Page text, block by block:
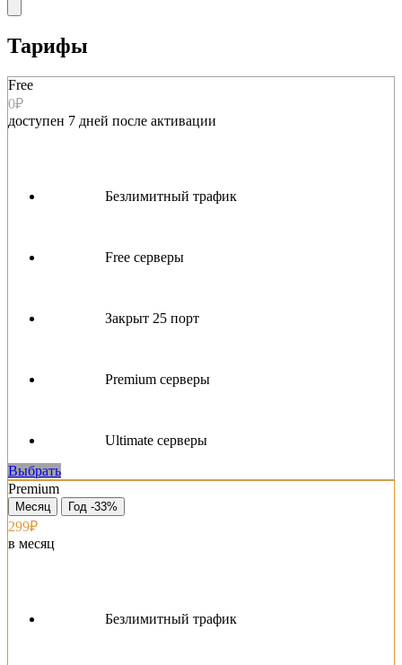
Тарифы
Free
0₽
доступен 7 дней после активации
Безлимитный трафик
Free серверы
Закрыт 25 порт
Premium серверы
Ultimate серверы
Выбрать
Premium
Месяц Год -33%
299₽
в месяц
Безлимитный трафик